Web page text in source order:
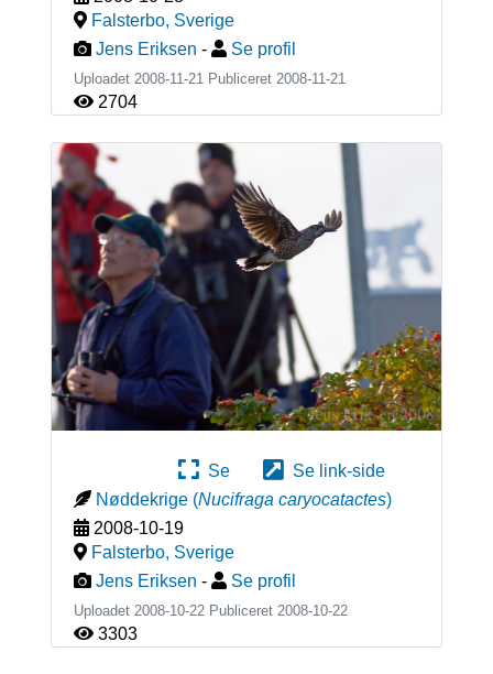
Falsterbo, Sverige
Jens Eriksen - Se profil
Uploadet 2008-11-21 Publiceret 2008-11-21
2704
Se
Se link-side
Nøddekrige (Nucifraga caryocatactes)
2008-10-19
Falsterbo, Sverige
Jens Eriksen - Se profil
Uploadet 2008-10-22 Publiceret 2008-10-22
3303